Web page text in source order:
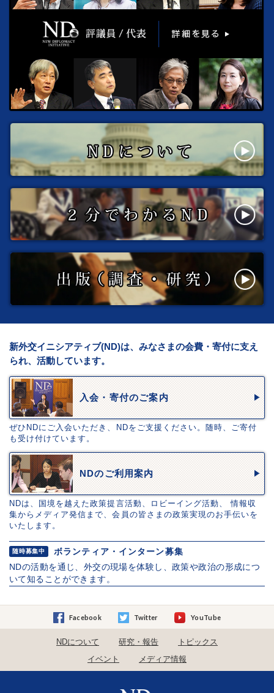
新外交イニシアティブ(ND)は、みなさまの会費・寄付に支え
られ、活動しています。
入会・寄付のご案内
ぜひNDにご入会いただき、NDをご支援ください。随時、ご寄付
も受け付けています。
NDのご利用案内
NDは、国境を越えた政策提言活動、ロビーイング活動、 情報収
集からメディア発信まで、会員の皆さまの政策実現のお手伝いを
いたします。
随時募集中
ボランティア・インターン募集
NDの活動を通じ、外交の現場を体験し、政策や政治の形成につ
いて知ることができます。
Facebook Twitter YouTube
NDについて 研究・報告
トピックス
イベント
メディア情報